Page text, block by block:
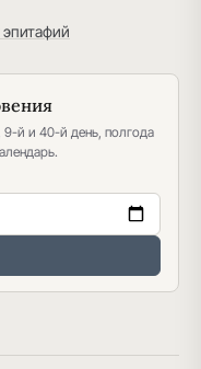
эпитафий
й и 40-й день, полгода